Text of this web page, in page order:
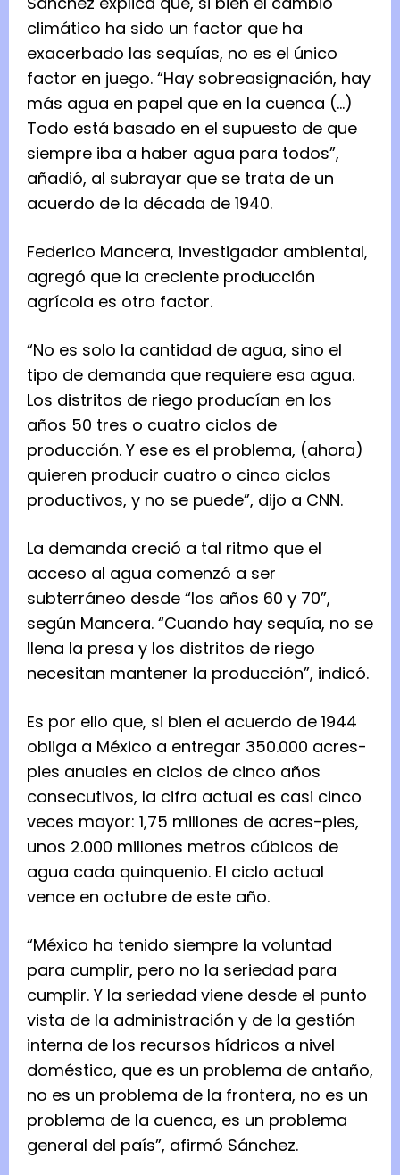
climático ha sido un factor que ha
exacerbado las sequías, no es el único
factor en juego. “Hay sobreasignación, hay
más agua en papel que en la cuenca (…)
Todo está basado en el supuesto de que
siempre iba a haber agua para todos”,
añadió, al subrayar que se trata de un
acuerdo de la década de 1940.
Federico Mancera, investigador ambiental,
agregó que la creciente producción
agrícola es otro factor.
“No es solo la cantidad de agua, sino el
tipo de demanda que requiere esa agua.
Los distritos de riego producían en los
años 50 tres o cuatro ciclos de
producción. Y ese es el problema, (ahora)
quieren producir cuatro o cinco ciclos
productivos, y no se puede”, dijo a CNN.
La demanda creció a tal ritmo que el
acceso al agua comenzó a ser
subterráneo desde “los años 60 y 70”,
según Mancera. “Cuando hay sequía, no se
llena la presa y los distritos de riego
necesitan mantener la producción”, indicó.
Es por ello que, si bien el acuerdo de 1944
obliga a México a entregar 350.000 acres-
pies anuales en ciclos de cinco años
consecutivos, la cifra actual es casi cinco
veces mayor: 1,75 millones de acres-pies,
unos 2.000 millones metros cúbicos de
agua cada quinquenio. El ciclo actual
vence en octubre de este año.
“México ha tenido siempre la voluntad
para cumplir, pero no la seriedad para
cumplir. Y la seriedad viene desde el punto
vista de la administración y de la gestión
interna de los recursos hídricos a nivel
doméstico, que es un problema de antaño,
no es un problema de la frontera, no es un
problema de la cuenca, es un problema
general del país”, afirmó Sánchez.